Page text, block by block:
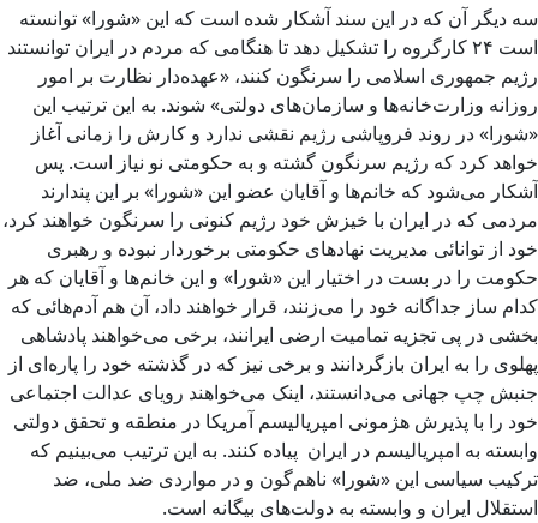
سه دیگر آن که در این سند آشکار شده است که این «شورا» توانسته
است ۲۴ کارگروه را تشکیل دهد تا هنگامی که مردم در ایران توانستند
رژیم جمهوری اسلامی را سرنگون کنند، «عهده‌دار نظارت بر امور
روزانه وزارت‌خانه‌ها و سازمان‌های دولتی» شوند. به این ترتیب این
«شورا» در روند فروپاشی رژیم نقشی ندارد و کارش را زمانی آغاز
خواهد کرد که رژیم سرنگون گشته و به حکومتی نو نیاز است. پس
آشکار می‌شود که خانم‌ها و آقایان عضو این «شورا» بر این پندارند
مردمی که در ایران با خیزش خود رژیم کنونی را سرنگون خواهند کرد،
خود از توانائی مدیریت نهادهای حکومتی برخوردار نبوده و رهبری
حکومت را در بست در اختیار این «شورا» و این خانم‌ها و آقایان که هر
کدام ساز جداگانه خود را می‌زنند، قرار خواهند داد، آن هم آدم‌هائی که
بخشی در پی تجزیه تمامیت ارضی ایرانند، برخی می‌خواهند پادشاهی
پهلوی را به ایران بازگردانند و برخی نیز که در گذشته خود را پاره‌ای از
جنبش چپ جهانی می‌دانستند، اینک می‌خواهند رویای عدالت اجتماعی
خود را با پذیرش هژمونی امپریالیسم آمریکا در منطقه و تحقق دولتی
وابسته به امپریالیسم در ایران پیاده کنند. به این ترتیب می‌بینیم که
ترکیب سیاسی این «شورا» ناهم‌گون و در مواردی ضد ملی، ضد
استقلال ایران و وابسته به دولت‌های بیگانه است.